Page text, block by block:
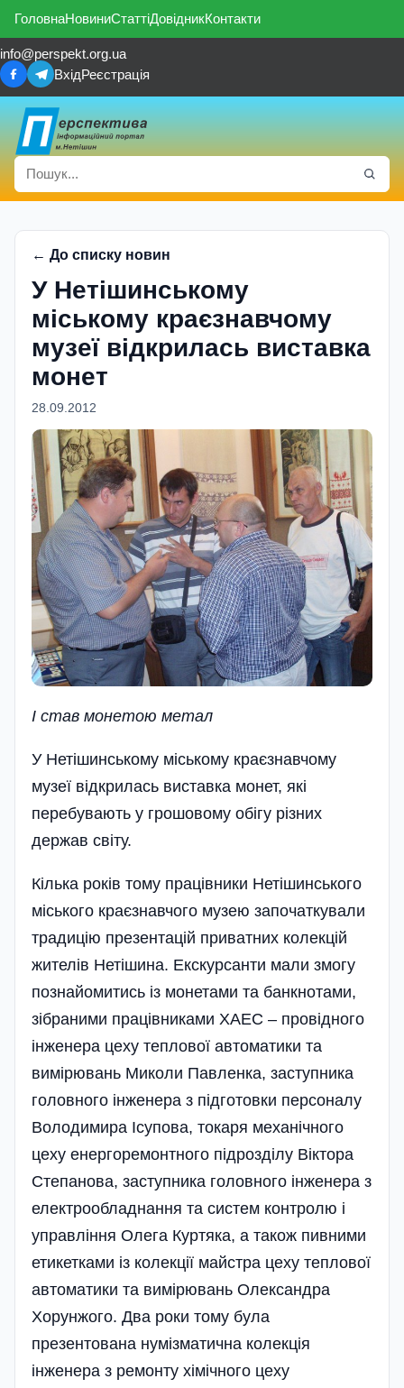
ГоловнаНовиниСтаттіДовідникКонтакти
info@perspekt.org.ua
ВхідРеєстрація
← До списку новин
У Нетішинському
міському краєзнавчому
музеї відкрилась виставка
монет
28.09.2012
I став монетою метал
У Нетішинському міському краєзнавчому
музеї відкрилась виставка монет, які
перебувають у грошовому обігу різних
держав світу.
Кілька років тому працівники Нетішинського
міського краєзнавчого музею започаткували
традицію презентацій приватних колекцій
жителів Нетішина. Екскурсанти мали змогу
позна­йомитись із монетами та банкнотами,
зібраними працівниками ХАЕС – провідного
інженера цеху теплової автоматики та
вимірювань Миколи Павленка, заступника
головного інженера з підготовки персоналу
Володимира Ісупова, токаря механічного
цеху енергоремонтного підрозділу Віктора
Степанова, заступника головного інженера з
електрообладнання та систем контролю і
управління Олега Куртяка, а також пивними
етикетками із колекції майстра цеху теплової
автоматики та вимірювань Олександра
Хорунжого. Два роки тому була
презентована нумізматична колекція
інженера з ремонту хімічного цеху